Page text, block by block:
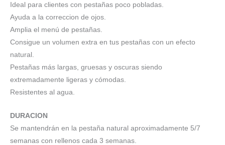
Ideal para clientes con pestañas poco pobladas.
Ayuda a la correccion de ojos.
Amplia el menú de pestañas.
Consigue un volumen extra en tus pestañas con un efecto
natural.
Pestañas más largas, gruesas y oscuras siendo
extremadamente ligeras y cómodas.
Resistentes al agua.
DURACION
Se mantendrán en la pestaña natural aproximadamente 5/7
semanas con rellenos cada 3 semanas.